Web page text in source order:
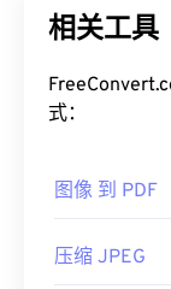
相关工具
式：
图像 到 PDF
压缩 JPEG